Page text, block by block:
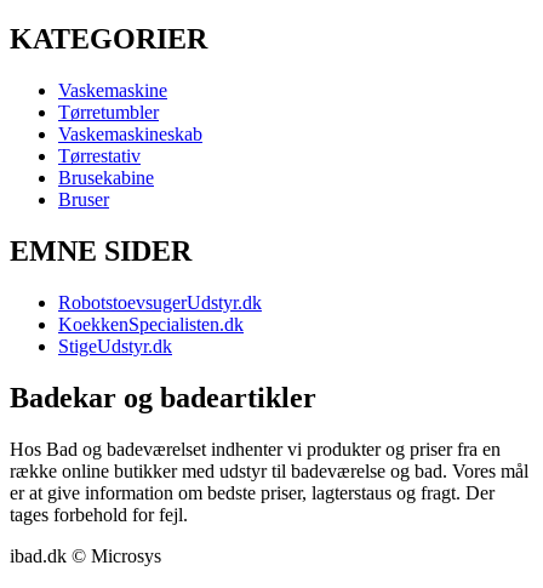
KATEGORIER
Vaskemaskine
Tørretumbler
Vaskemaskineskab
Tørrestativ
Brusekabine
Bruser
EMNE SIDER
RobotstoevsugerUdstyr.dk
KoekkenSpecialisten.dk
StigeUdstyr.dk
Badekar og badeartikler
Hos Bad og badeværelset indhenter vi produkter og priser fra en
række online butikker med udstyr til badeværelse og bad. Vores mål
er at give information om bedste priser, lagterstaus og fragt. Der
tages forbehold for fejl.
ibad.dk © Microsys